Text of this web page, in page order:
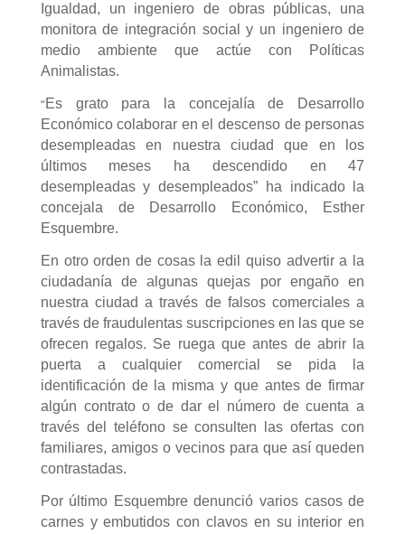
Igualdad, un ingeniero de obras públicas, una
monitora de integración social y un ingeniero de
medio ambiente que actúe con Políticas
Animalistas.
“Es grato para la concejalía de Desarrollo
Económico colaborar en el descenso de personas
desempleadas en nuestra ciudad que en los
últimos meses ha descendido en 47
desempleadas y desempleados” ha indicado la
concejala de Desarrollo Económico, Esther
Esquembre.
En otro orden de cosas la edil quiso advertir a la
ciudadanía de algunas quejas por engaño en
nuestra ciudad a través de falsos comerciales a
través de fraudulentas suscripciones en las que se
ofrecen regalos. Se ruega que antes de abrir la
puerta a cualquier comercial se pida la
identificación de la misma y que antes de firmar
algún contrato o de dar el número de cuenta a
través del teléfono se consulten las ofertas con
familiares, amigos o vecinos para que así queden
contrastadas.
Por último Esquembre denunció varios casos de
carnes y embutidos con clavos en su interior en